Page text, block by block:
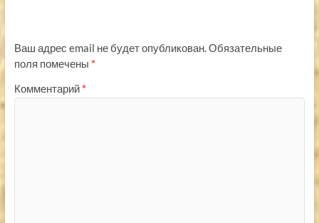
Ваш адрес email не будет опубликован.Обязательные
поля помечены *
Комментарий *